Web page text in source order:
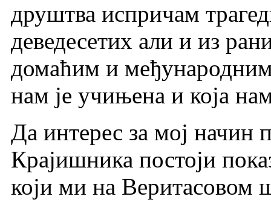
друштва испричам
деведесетих али и из
домаћим и
нам је учињена и која
Да интерес за мој начин
Крајишника постоји
који ми на Веритасовом